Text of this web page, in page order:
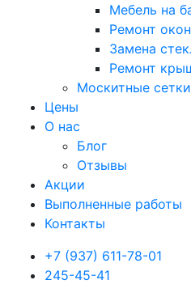
Мебель на
Ремонт окон
Замена
Ремонт
Москитные сетки
Цены
О нас
Блог
Отзывы
Акции
Выполненные работы
Контакты
+7 (937) 611-78-01
245-45-41